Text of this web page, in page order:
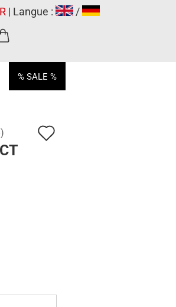
| Langue : /
% SALE %
)